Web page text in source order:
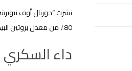
80٪ من معدل بروتين البيض. أجريت الدراسة على الشباب الذكور وتم تقييم الامتصاص باستخدام تقنية توازن النيتروجين.
داء السكري